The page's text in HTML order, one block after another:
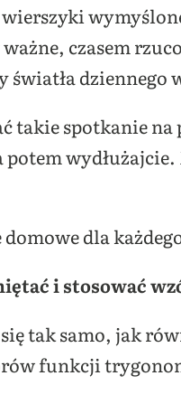
czasem
światła
takie spotkanie
domowe dla
i stosować
tak samo, jak
funkcji